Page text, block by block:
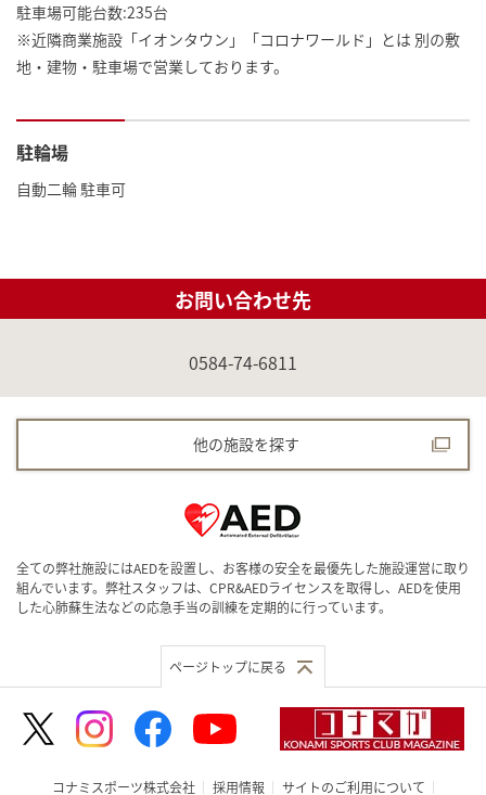
駐車場可能台数:235台
※近隣商業施設「イオンタウン」「コロナワールド」とは 別の敷
地・建物・駐車場で営業しております。
駐輪場
自動二輪 駐車可
お問い合わせ先
0584-74-6811
他の施設を探す
全ての弊社施設にはAEDを設置し、お客様の安全を最優先した施設運営に取り
組んでいます。弊社スタッフは、CPR&AEDライセンスを取得し、AEDを使用
した心肺蘇生法などの応急手当の訓練を定期的に行っています。
ページトップに戻る
コナミスポーツ株式会社 採用情報 サイトのご利用について